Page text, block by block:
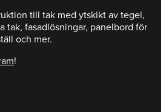
till tak med ytskikt av tegel,
tak, fasadlösningar, panelbord för
och mer.
!